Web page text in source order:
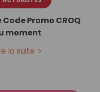
Code Promo CROQ
moment
la suite